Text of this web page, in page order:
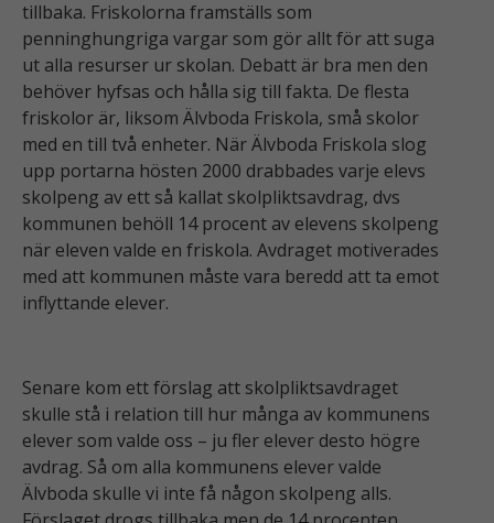
tillbaka. Friskolorna framställs som
penninghungriga vargar som gör allt för att suga
ut alla resurser ur skolan. Debatt är bra men den
behöver hyfsas och hålla sig till fakta. De flesta
friskolor är, liksom Älvboda Friskola, små skolor
med en till två enheter. När Älvboda Friskola slog
upp portarna hösten 2000 drabbades varje elevs
skolpeng av ett så kallat skolpliktsavdrag, dvs
kommunen behöll 14 procent av elevens skolpeng
när eleven valde en friskola. Avdraget motiverades
med att kommunen måste vara beredd att ta emot
inflyttande elever.
Senare kom ett förslag att skolpliktsavdraget
skulle stå i relation till hur många av kommunens
elever som valde oss – ju fler elever desto högre
avdrag. Så om alla kommunens elever valde
Älvboda skulle vi inte få någon skolpeng alls.